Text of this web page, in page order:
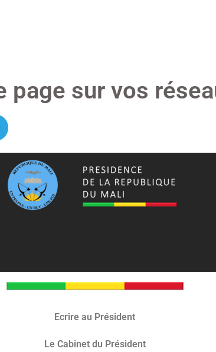
page sur vos
Ecrire au Président
Le Cabinet du Président